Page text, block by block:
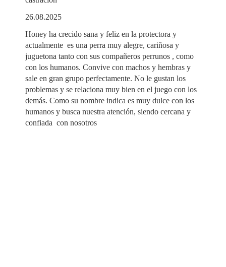
26.08.2025
Honey ha crecido sana y feliz en la protectora y
actualmente es una perra muy alegre, cariñosa y
juguetona tanto con sus compañeros perrunos , como
con los humanos. Convive con machos y hembras y
sale en gran grupo perfectamente. No le gustan los
problemas y se relaciona muy bien en el juego con los
demás. Como su nombre indica es muy dulce con los
humanos y busca nuestra atención, siendo cercana y
confiada con nosotros